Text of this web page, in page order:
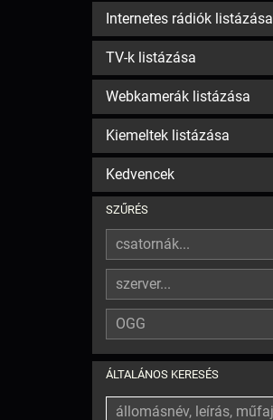
Internetes rádiók listázása
TV-k listázása
Webkamerák listázása
Kiemeltek listázása
Kedvencek
SZŰRÉS
csatornák...
szerver...
OGG
ÁLTALÁNOS KERESÉS